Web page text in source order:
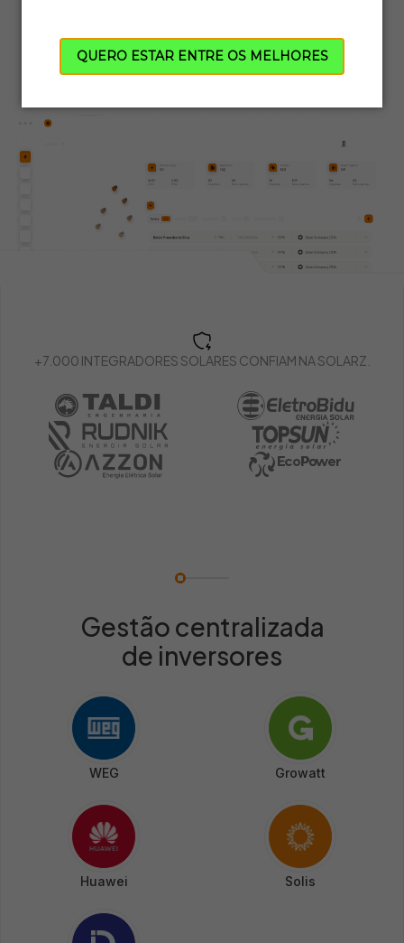
QUERO ESTAR ENTRE OS MELHORES
Teste grátis por 10 dias
+7.000 INTEGRADORES SOLARES CONFIAM NA SOLARZ.
Gestão centralizada
de inversores
WEG Growatt
Huawei Solis